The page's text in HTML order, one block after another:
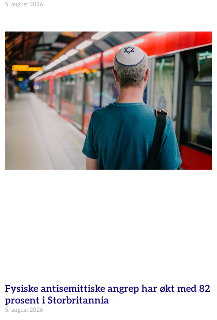
5. august 2026
Fysiske antisemittiske angrep har økt med 82
prosent i Storbritannia
5. august 2026